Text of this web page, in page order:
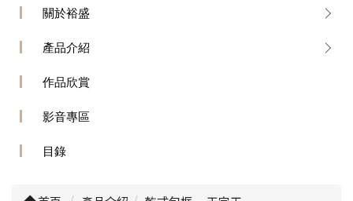
關於裕盛
產品介紹
作品欣賞
影音專區
目錄